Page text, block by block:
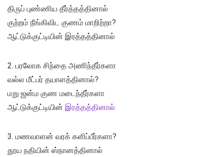
திருப் புண்ணிய தீர்த்தத்தினால்
குற்றம் நீங்கிவிட குணம் மாறிற்றா?
ஆட்டுக்குட்டியின் இரத்தத்தினால்
2. பரலோக சிந்தை அணிந்தீர்களா
வல்ல மீட்பர் தயாளத்தினால்?
மறு ஜன்ம குண மடைந்தீர்களா
ஆட்டுக்குட்டியின் இரத்தத்தினால்
3. மணவாளன் வரக் களிப்பீர்களா?
தூய நதியின் ஸ்நானத்தினால்